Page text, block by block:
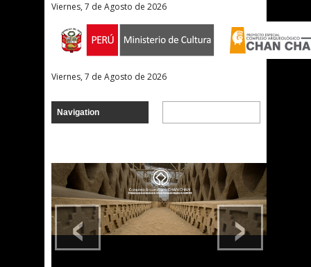
Viernes, 7 de Agosto de 2026
Viernes, 7 de Agosto de 2026
›
‹